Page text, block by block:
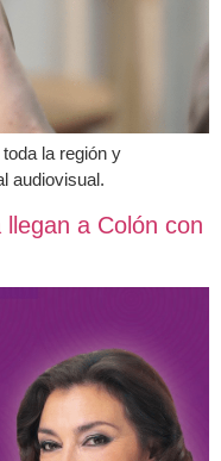
la región y
audiovisual.
a Colón con